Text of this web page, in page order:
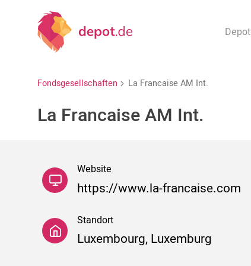
Depot
Fondsgesellschaften La Francaise AM Int.
La Francaise AM Int.
Website
https://www.la-francaise.com
Standort
Luxembourg, Luxemburg